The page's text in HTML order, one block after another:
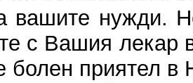
вашите нужди.
с Вашия лекар
болен приятел в